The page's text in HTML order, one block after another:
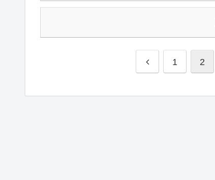
1 2